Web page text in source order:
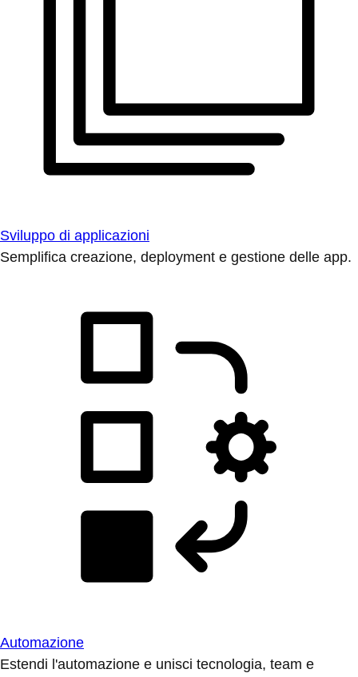
Sviluppo di applicazioni
Semplifica creazione, deployment e gestione delle app.
Automazione
Estendi l'automazione e unisci tecnologia, team e